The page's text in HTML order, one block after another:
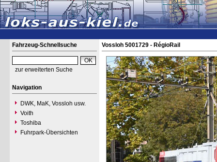
Fahrzeug-Schnellsuche
zur erweiterten Suche
Navigation
DWK, MaK, Vossloh usw.
Voith
Toshiba
Fuhrpark-Übersichten
Vossloh 5001729 - RégioRail